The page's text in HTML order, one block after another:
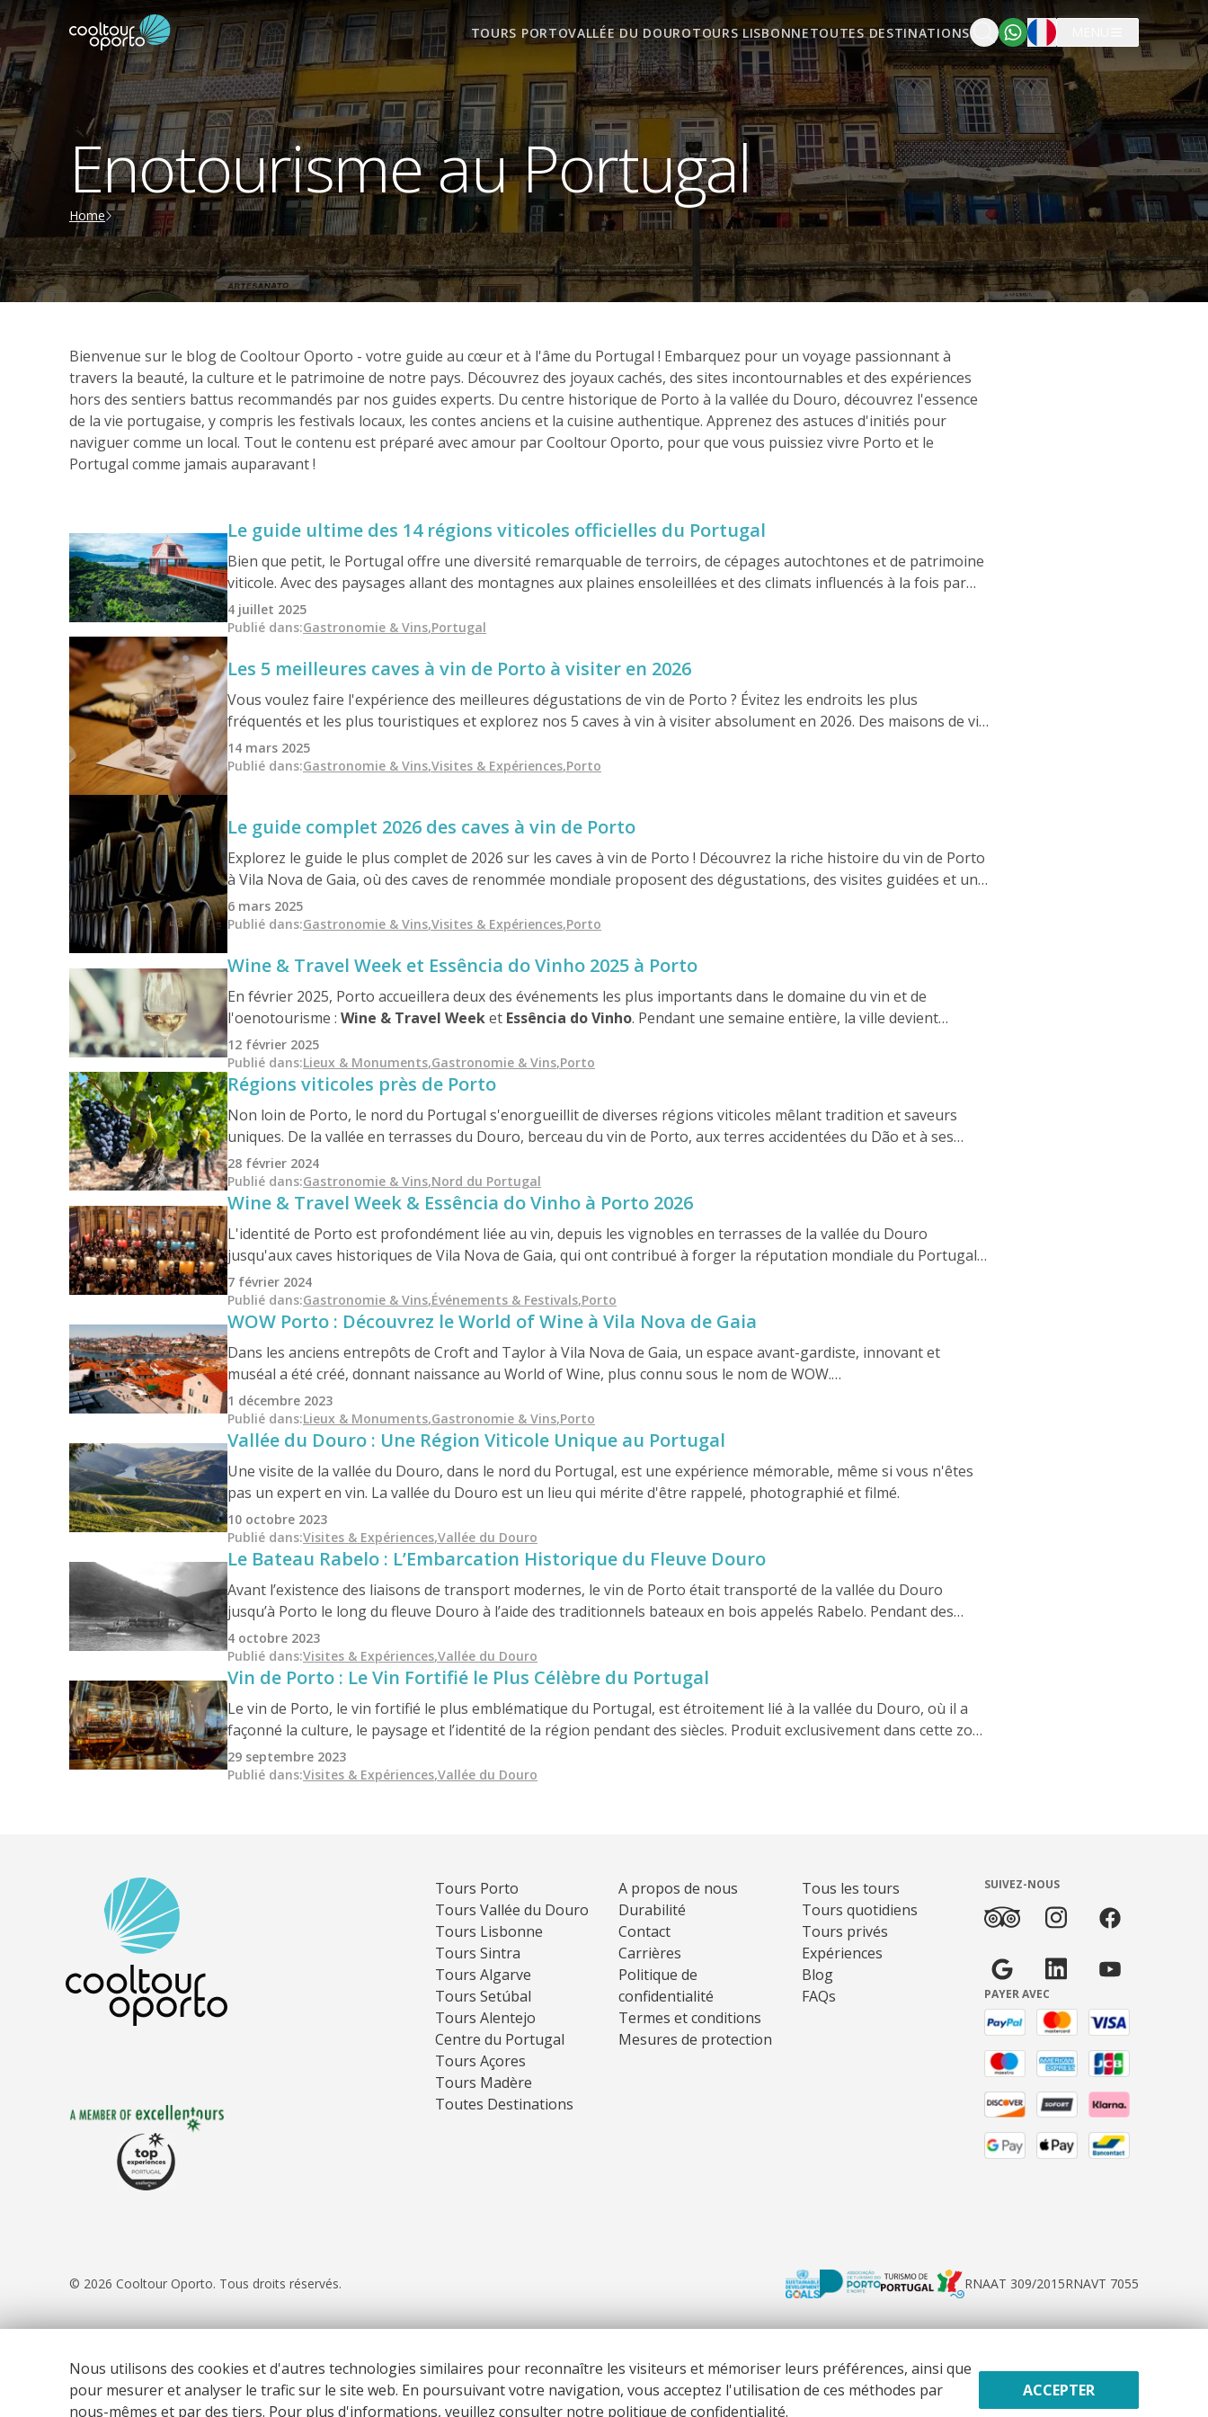
TOURS PORTOVALLÉE DU DOUROTOURS LISBONNETOUTES DESTINATIONS Français
Enotourisme au Portugal
Home
Bienvenue sur le blog de Cooltour Oporto - votre guide au cœur et à l'âme du Portugal ! Embarquez pour un voyage passionnant à
travers la beauté, la culture et le patrimoine de notre pays. Découvrez des joyaux cachés, des sites incontournables et des expériences
hors des sentiers battus recommandés par nos guides experts. Du centre historique de Porto à la vallée du Douro, découvrez l'essence
de la vie portugaise, y compris les festivals locaux, les contes anciens et la cuisine authentique. Apprenez des astuces d'initiés pour
naviguer comme un local. Tout le contenu est préparé avec amour par Cooltour Oporto, pour que vous puissiez vivre Porto et le
Portugal comme jamais auparavant !
Le guide ultime des 14 régions viticoles officielles du Portugal
Bien que petit, le Portugal offre une diversité remarquable de terroirs, de cépages autochtones et de patrimoine
viticole. Avec des paysages allant des montagnes aux plaines ensoleillées et des climats influencés à la fois par
l'Atlantique et la Méditerranée, il compte 14 régions viticoles officiellement désignées.
4 juillet 2025
Publié dans:Gastronomie & Vins,Portugal
Les 5 meilleures caves à vin de Porto à visiter en 2026
Vous voulez faire l'expérience des meilleures dégustations de vin de Porto ? Évitez les endroits les plus
fréquentés et les plus touristiques et explorez nos 5 caves à vin à visiter absolument en 2026. Des maisons de vin
de Porto historiques aux caves familiales intimes, ce guide met en lumière les meilleurs endroits pour déguster
des vins de Porto de qualité supérieure, tout en découvrant des traditions viticoles séculaires
14 mars 2025
Publié dans:Gastronomie & Vins,Visites & Expériences,Porto
Le guide complet 2026 des caves à vin de Porto
Explorez le guide le plus complet de 2026 sur les caves à vin de Porto ! Découvrez la riche histoire du vin de Porto
à Vila Nova de Gaia, où des caves de renommée mondiale proposent des dégustations, des visites guidées et un
aperçu des traditions viticoles séculaires. Que vous soyez à la recherche des meilleures expériences dans les
caves ou d'une liste complète de toutes les options disponibles, ce guide contient tout ce dont vous avez besoin
6 mars 2025
Publié dans:Gastronomie & Vins,Visites & Expériences,Porto
Wine & Travel Week et Essência do Vinho 2025 à Porto
En février 2025, Porto accueillera deux des événements les plus importants dans le domaine du vin et de
l'oenotourisme : Wine & Travel Weeket Essência do Vinho. Pendant une semaine entière, la ville devient
l'épicentre mondial de l'oenotourisme, réunissant producteurs, experts et amateurs de vin dans l'emblématique
Palácio da Bolsa. Avec plus de4 000 vins à déguster, des masterclasses exclusives et des possibilités de
réseautage, c'est un événement incontournable pour les amateurs de vin et les professionnels du secteur.
12 février 2025
Publié dans:Lieux & Monuments,Gastronomie & Vins,Porto
Régions viticoles près de Porto
Non loin de Porto, le nord du Portugal s'enorgueillit de diverses régions viticoles mêlant tradition et saveurs
uniques. De la vallée en terrasses du Douro, berceau du vin de Porto, aux terres accidentées du Dão et à ses
rouges élégants, en passant par les vins pétillants de Baga de Bairrada influencés par l'Atlantique et les délices
croquants du Vinho Verde du nord-ouest, ces régions offrent un voyage surprenant à travers l'histoire, la
culture et un goût inégalé.
28 février 2024
Publié dans:Gastronomie & Vins,Nord du Portugal
Wine & Travel Week & Essência do Vinho à Porto 2026
L'identité de Porto est profondément liée au vin, depuis les vignobles en terrasses de la vallée du Douro
jusqu'aux caves historiques de Vila Nova de Gaia, qui ont contribué à forger la réputation mondiale du Portugal
dans le domaine viticole. Ce riche patrimoine est célébré chaque année lors de la Wine & Travel Week et de
l'Essência do Vinho – Porto, deux événements majeurs qui mettent en valeur les traditions de la région et
renforcent le statut de Porto en tant que destination touristique viticole de premier plan en Europe.
7 février 2024
Publié dans:Gastronomie & Vins,Événements & Festivals,Porto
WOW Porto : Découvrez le World of Wine à Vila Nova de Gaia
Dans les anciens entrepôts de Croft and Taylor à Vila Nova de Gaia, un espace avant-gardiste, innovant et
muséal a été créé, donnant naissance au World of Wine, plus connu sous le nom de WOW.
1 décembre 2023
Publié dans:Lieux & Monuments,Gastronomie & Vins,Porto
Vallée du Douro : Une Région Viticole Unique au Portugal
Une visite de la vallée du Douro, dans le nord du Portugal, est une expérience mémorable, même si vous n'êtes
pas un expert en vin. La vallée du Douro est un lieu qui mérite d'être rappelé, photographié et filmé.
10 octobre 2023
Publié dans:Visites & Expériences,Vallée du Douro
Le Bateau Rabelo : L’Embarcation Historique du Fleuve Douro
Avant l’existence des liaisons de transport modernes, le vin de Porto était transporté de la vallée du Douro
jusqu’à Porto le long du fleuve Douro à l’aide des traditionnels bateaux en bois appelés Rabelo. Pendant des
siècles, ces embarcations ont transporté des barriques de vin depuis les vignobles de la région jusqu’aux caves
de Vila Nova de Gaia, où le vin était vieilli et préparé pour l’exportation dans le monde entier.
4 octobre 2023
Publié dans:Visites & Expériences,Vallée du Douro
Vin de Porto : Le Vin Fortifié le Plus Célèbre du Portugal
Le vin de Porto, le vin fortifié le plus emblématique du Portugal, est étroitement lié à la vallée du Douro, où il a
façonné la culture, le paysage et l’identité de la région pendant des siècles. Produit exclusivement dans cette zone
historique, il provient de la région délimitée du Douro, établie en 1756 par le marquis de Pombal comme la
première région viticole officiellement réglementée au monde. Aujourd’hui, la région est également classée au
29 septembre 2023
Publié dans:Visites & Expériences,Vallée du Douro
Tours Porto
Tours Vallée du Douro
Tours Lisbonne
Tours Sintra
Tours Algarve
Tours Setúbal
Tours Alentejo
Centre du Portugal
Tours Açores
Tours Madère
Toutes Destinations
A propos de nous
Durabilité
Contact
Carrières
Politique de
confidentialité
Termes et conditions
Mesures de protection
Tous les tours
Tours quotidiens
Tours privés
Expériences
Blog
FAQs
SUIVEZ-NOUS
PAYER AVEC
© 2026 Cooltour Oporto. Tous droits réservés. RNAAT 309/2015RNAVT 7055
Website co-funded by European Union’s COSME - SMP programme executed under project ST3ER - ref. 101121592
Développé par
Nous utilisons des cookies et d'autres technologies similaires pour reconnaître les visiteurs et mémoriser leurs préférences, ainsi que
pour mesurer et analyser le trafic sur le site web. En poursuivant votre navigation, vous acceptez l'utilisation de ces méthodes par
nous-mêmes et par des tiers. Pour plus d'informations, veuillez consulter notre politique de confidentialité.
ACCEPTER